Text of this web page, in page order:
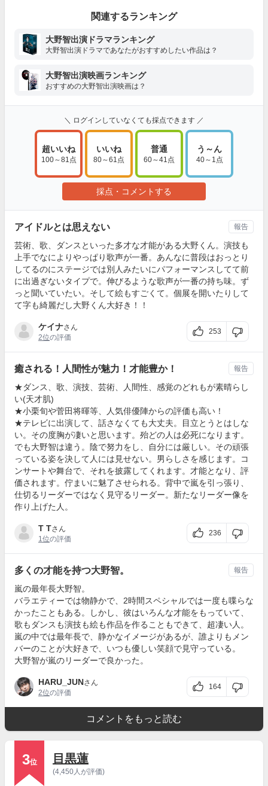
関連するランキング
大野智出演ドラマランキング
大野智出演ドラマであなたがおすすめしたい作品は？
大野智出演映画ランキング
おすすめの大野智出演映画は？
＼ ログインしていなくても採点できます ／
超いいね
100～81点
いいね
80～61点
普通
60～41点
う～ん
40～1点
採点・コメントする
アイドルとは思えない
芸術、歌、ダンスといった多才な才能がある大野くん。演技も
上手でなによりやっぱり歌声が一番。あんなに普段はおっとり
してるのにステージでは別人みたいにパフォーマンスしてて前
に出過ぎないタイプで。伸びるような歌声が一番の持ち味。ず
っと聞いていたい。そして絵もすごくて。個展を開いたりして
て字も綺麗だし大野くん大好き！！
ケイナさん
2位の評価
253
報告
癒される！人間性が魅力！才能豊か！
★ダンス、歌、演技、芸術、人間性、感覚のどれもが素晴らし
い(天才肌)
★小栗旬や菅田将暉等、人気俳優陣からの評価も高い！
★テレビに出演して、話さなくても大丈夫。目立とうとはしな
い。その度胸が凄いと思います。殆どの人は必死になります。
でも大野智は違う。陰で努力をし、自分には厳しい。その頑張
っている姿を決して人には見せない。男らしさを感じます。コ
ンサートや舞台で、それを披露してくれます。才能となり、評
価されます。佇まいに魅了させられる。背中で嵐を引っ張り、
仕切るリーダーではなく見守るリーダー。新たなリーダー像を
作り上げた人。
T Tさん
1位の評価
236
報告
多くの才能を持つ大野智。
嵐の最年長大野智。
バラエティーでは物静かで、2時間スペシャルでは一度も喋らな
かったこともある。しかし、彼はいろんな才能をもっていて、
歌もダンスも演技も絵も作品を作ることもできて、超凄い人。
嵐の中では最年長で、静かなイメージがあるが、誰よりもメン
バーのことが大好きで、いつも優しい笑顔で見守っている。
大野智が嵐のリーダーで良かった。
HARU_JUNさん
2位の評価
164
報告
コメントをもっと読む
3位 目黒蓮
(4,450人が評価)